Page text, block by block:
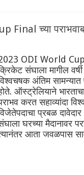
च्या
ODI World
संघाला मागील
अंतिम सामन्यात
ऑस्ट्रेलियाने
करत सहाव्यांदा
प्रबळ
घरच्या मैदानावर
आता जवळपास